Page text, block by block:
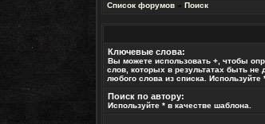
Список форумов » Поиск
Ключевые слова:
Вы можете использовать + , чтобы
слов, которых в результатах быть
любого слова из списка. Используйте
Поиск по автору:
Используйте * в качестве шаблона.